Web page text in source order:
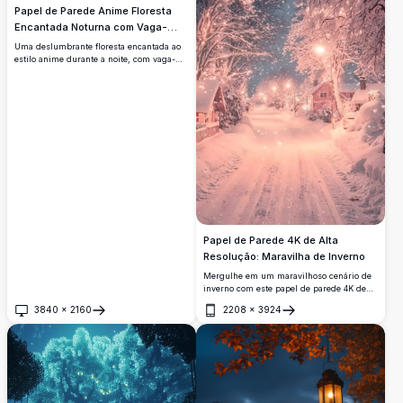
Papel de Parede Anime Floresta
Encantada Noturna com Vaga-
lumes
Uma deslumbrante floresta encantada ao
estilo anime durante a noite, com vaga-
3840 × 2160
Abrir
Papel de Parede 4K de Alta
Resolução: Maravilha de Inverno
Mergulhe em um maravilhoso cenário de
inverno com este papel de parede 4K de
alta resolução. A imagem retrata uma
pitoresca cena de vila nevada com árvores
carregadas de neve e luzes cintilantes,
criando uma atmosfera mágica. A rua
pacífica e iluminada, ladeada por casas
encantadoras, acrescenta calor ao
ambiente frio do inverno, sendo perfeita
para aqueles que buscam um fundo
2208 × 3924
Abrir